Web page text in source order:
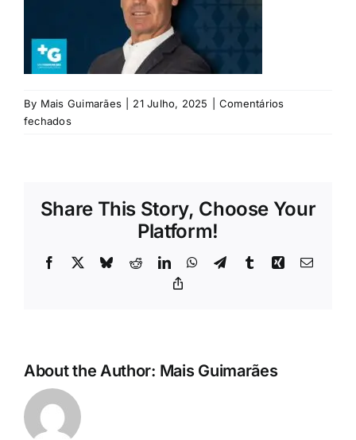
Jornal
Revista
By Mais Guimarães 21 Julho, 2025
Comentários
fechadosem
Share This Story, Choose Your
Platform!
Facebook BlueskyRedditLinkedInWhatsApp
TelegramTumblrXing Email
About the Author: Mais Guimarães